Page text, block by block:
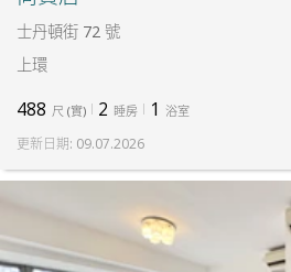
士丹頓街 72 號
上環
488 尺 (實) 2 睡房 1 浴室
更新日期: 09.07.2026